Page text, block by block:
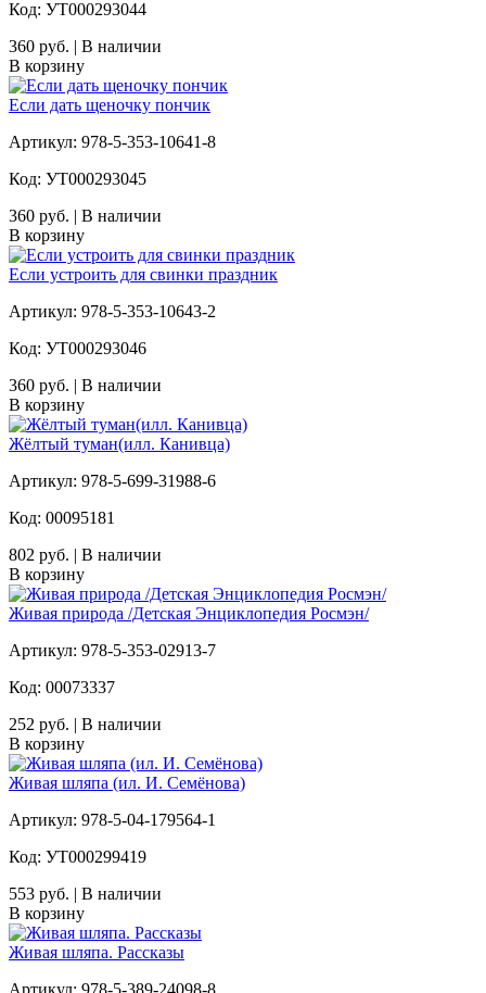
Код: УТ000293044
360 руб. | В наличии
В корзину
Если дать щеночку пончик
Артикул: 978-5-353-10641-8
Код: УТ000293045
360 руб. | В наличии
В корзину
Если устроить для свинки праздник
Артикул: 978-5-353-10643-2
Код: УТ000293046
360 руб. | В наличии
В корзину
Жёлтый туман(илл. Канивца)
Артикул: 978-5-699-31988-6
Код: 00095181
802 руб. | В наличии
В корзину
Живая природа /Детская Энциклопедия Росмэн/
Артикул: 978-5-353-02913-7
Код: 00073337
252 руб. | В наличии
В корзину
Живая шляпа (ил. И. Семёнова)
Артикул: 978-5-04-179564-1
Код: УТ000299419
553 руб. | В наличии
В корзину
Живая шляпа. Рассказы
Артикул: 978-5-389-24098-8